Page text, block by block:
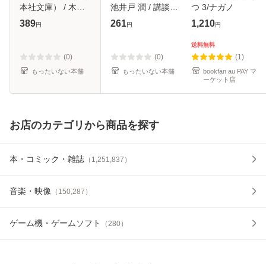
本社文庫） / 木宮
条太郎 / 実業之日
389円
(0)
もったいない本舗
池井戸 潤 / 講談社
[文庫]【メール便送
261円
(0)
もったいない本舗
つ 3/ナガノ
1,210円
送料無料
(1)
bookfan au PAY マ
ーケット店
お店のカテゴリから商品を探す
本・コミック・雑誌 （ 1,251,837 ）
音楽・映像 （ 150,287 ）
ゲーム機・ゲームソフト （280）